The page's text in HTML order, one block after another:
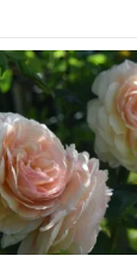
le
rosier
‘Paul
Transon’